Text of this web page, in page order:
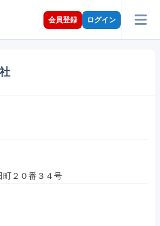
会員登録 ログイン
町２０番３４号